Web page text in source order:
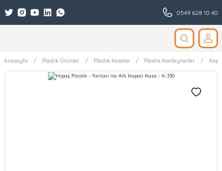
0549 628 10 40
Anasayfa Plastik Ürünler Plastik Kasalar Plastik Konteynerler